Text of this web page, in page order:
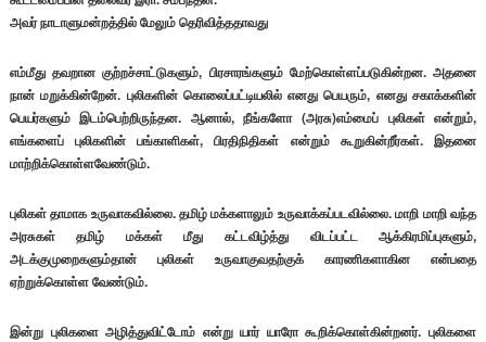
அவர் நாடாளுமன்றத்தில் மேலும் தெரிவித்ததாவது
எம்மீது தவறான குற்றச்சாட்டுகளும், பிரசாரங்களும் மேற்கொள்ளப்படுகின்றன. அதனை
நான் மறுக்கின்றேன். புலிகளின் கொலைப்பட்டியலில் எனது பெயரும், எனது சகாக்களின்
பெயர்களும் இடம்பெற்றிருந்தன. ஆனால், நீங்களோ (அரசு)எம்மைப் புலிகள் என்றும்,
எங்களைப் புலிகளின் பங்காளிகள், பிரதிநிதிகள் என்றும் கூறுகின்றீர்கள். இதனை
மாற்றிக்கொள்ளவேண்டும்.
புலிகள் தாமாக உருவாகவில்லை. தமிழ் மக்களாலும் உருவாக்கப்படவில்லை. மாறி மாறி வந்த
அரசுகள் தமிழ் மக்கள் மீது கட்டவிழ்த்து விடப்பட்ட ஆக்கிரமிப்புகளும்,
அடக்குமுறைகளும்தான் புலிகள் உருவாகுவதற்குக் காரணிகளாகின என்பதை
ஏற்றுக்கொள்ள வேண்டும்.
இன்று புலிகளை அழித்துவிட்டோம் என்று யார் யாரோ கூறிக்கொள்கின்றனர். புலிகளை